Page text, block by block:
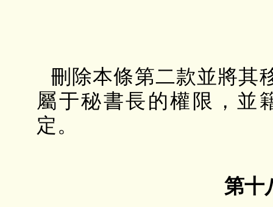
刪除本條第二款並將其
屬于秘書長的權限，並
定。
第十